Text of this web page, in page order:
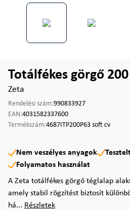
Totálfékes görgő
Zeta
Rendelési szám:990833927
EAN:4031582337600
Termékszám:4687ITP200P63 soft cv
Nem veszélyes anyagok
Folyamatos használat
A Zeta totálfékes görgő téglalap
amely stabil rögzítést biztosít
há... Részletek